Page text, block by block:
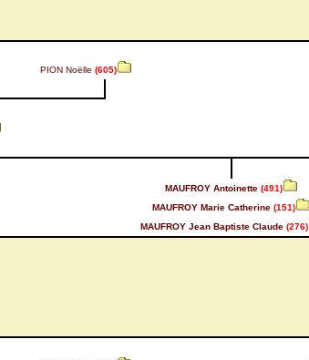
PION Noëlle (605)
MAUFROY Antoinette (491)
MAUFROY Marie Catherine (151)
MAUFROY Jean Baptiste Claude (276)